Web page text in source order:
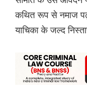
कथित रूप से नमाज
याचिका के जल्द